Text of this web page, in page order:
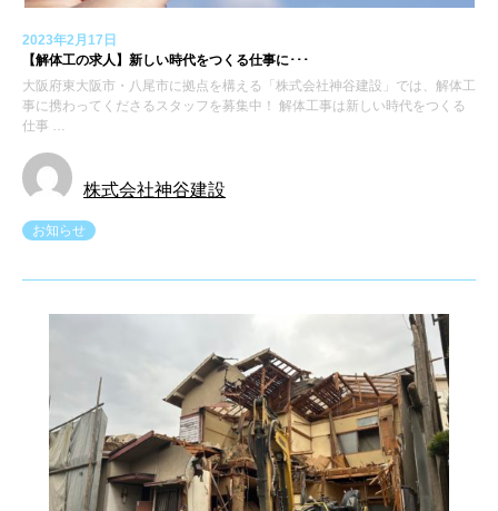
2023年2月17日
【解体工の求人】新しい時代をつくる仕事に･･･
大阪府東大阪市・八尾市に拠点を構える「株式会社神谷建設」では、解体工
事に携わってくださるスタッフを募集中！ 解体工事は新しい時代をつくる
仕事 …
株式会社神谷建設
お知らせ